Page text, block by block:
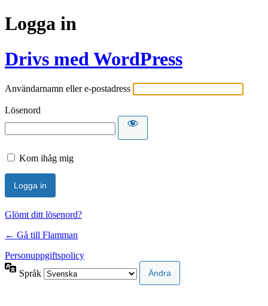
Logga in
Drivs med WordPress
Användarnamn eller e-postadress
Lösenord
Kom ihåg mig
Glömt ditt lösenord?
← Gå till Flamman
Personuppgiftspolicy
Språk